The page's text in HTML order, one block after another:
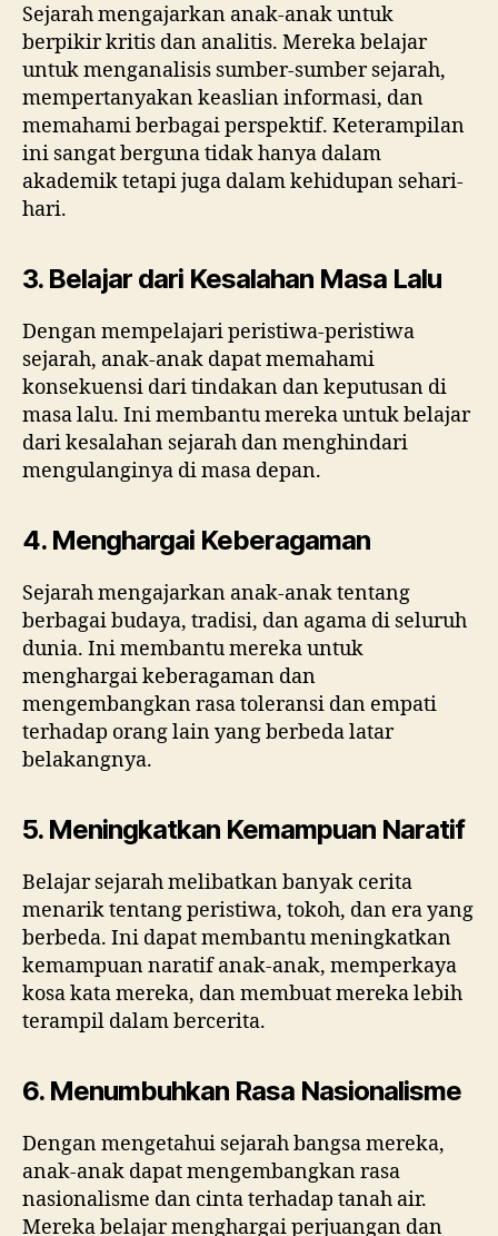
Sejarah mengajarkan anak-anak untuk
berpikir kritis dan analitis. Mereka belajar
untuk menganalisis sumber-sumber sejarah,
mempertanyakan keaslian informasi, dan
memahami berbagai perspektif. Keterampilan
ini sangat berguna tidak hanya dalam
akademik tetapi juga dalam kehidupan sehari-
hari.
3. Belajar dari Kesalahan Masa Lalu
Dengan mempelajari peristiwa-peristiwa
sejarah, anak-anak dapat memahami
konsekuensi dari tindakan dan keputusan di
masa lalu. Ini membantu mereka untuk belajar
dari kesalahan sejarah dan menghindari
mengulanginya di masa depan.
4. Menghargai Keberagaman
Sejarah mengajarkan anak-anak tentang
berbagai budaya, tradisi, dan agama di seluruh
dunia. Ini membantu mereka untuk
menghargai keberagaman dan
mengembangkan rasa toleransi dan empati
terhadap orang lain yang berbeda latar
belakangnya.
5. Meningkatkan Kemampuan Naratif
Belajar sejarah melibatkan banyak cerita
menarik tentang peristiwa, tokoh, dan era yang
berbeda. Ini dapat membantu meningkatkan
kemampuan naratif anak-anak, memperkaya
kosa kata mereka, dan membuat mereka lebih
terampil dalam bercerita.
6. Menumbuhkan Rasa Nasionalisme
Dengan mengetahui sejarah bangsa mereka,
anak-anak dapat mengembangkan rasa
nasionalisme dan cinta terhadap tanah air.
Mereka belajar menghargai perjuangan dan